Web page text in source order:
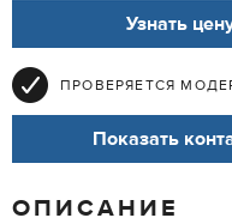
Узнать
ПРОВЕРЯЕТСЯ
Показать
ОПИСАНИЕ